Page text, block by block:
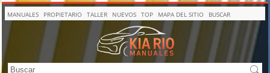
MANUALES PROPIETARIO TALLER NUEVOS TOP MAPA DEL SITIO BUSCAR